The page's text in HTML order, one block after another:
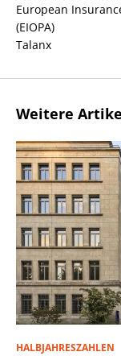
European
(EIOPA)
Talanx
Weitere
HALBJAHRESZAHLEN